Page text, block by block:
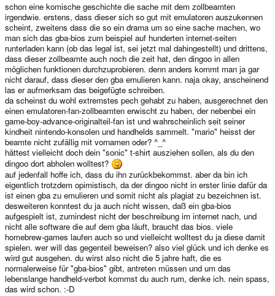
schon eine komische geschichte die sache mit dem zollbeamten
irgendwie. erstens, dass dieser sich so gut mit emulatoren auszukennen
scheint, zweitens dass die so ein drama um so eine sache machen, wo
man sich das gba-bios zum beispiel auf hunderten internet-seiten
runterladen kann (ob das legal ist, sei jetzt mal dahingestellt) und drittens,
dass dieser zollbeamte auch noch die zeit hat, den dingoo in allen
möglichen funktionen durchzuprobieren. denn anders kommt man ja gar
nicht darauf, dass dieser den gba emulieren kann. naja okay, anscheinend
las er aufmerksam das beigefügte schreiben.
da scheinst du wohl extremstes pech gehabt zu haben, ausgerechnet den
einen emulatoren-fan-zollbeamten erwischt zu haben, der nebenbei ein
game-boy-advance-originalteil-fan ist und wahrscheinlich seit seiner
kindheit nintendo-konsolen und handhelds sammelt. "mario" heisst der
beamte nicht zufällig mit vornamen oder? ^_^
hättest vielleicht doch dein "sonic" t-shirt ausziehen sollen, als du den
dingoo dort abholen wolltest?
auf jedenfall hoffe ich, dass du ihn zurückbekommst. aber da bin ich
eigentlich trotzdem opimistisch, da der dingoo nicht in erster linie dafür da
ist einen gba zu emulieren und somit nicht als plagiat zu bezeichnen ist.
desweiteren konntest du ja auch nicht wissen, daß ein gba-bios
aufgespielt ist, zumindest nicht der beschreibung im internet nach, und
nicht alle software die auf dem gba läuft, braucht das bios. viele
homebrew-games laufen auch so und vielleicht wolltest du ja diese damit
spielen. wer will das gegenteil beweisen? also viel glück und ich denke es
wird gut ausgehen. du wirst also nicht die 5 jahre haft, die es
normalerweise für "gba-bios" gibt, antreten müssen und um das
lebenslange handheld-verbot kommst du auch rum, denke ich. nein spass,
das wird schon. :-D